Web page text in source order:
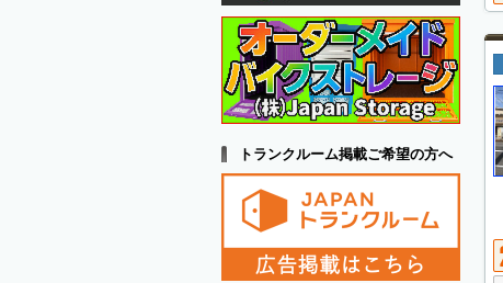
トランクルーム掲載ご希望の方へ